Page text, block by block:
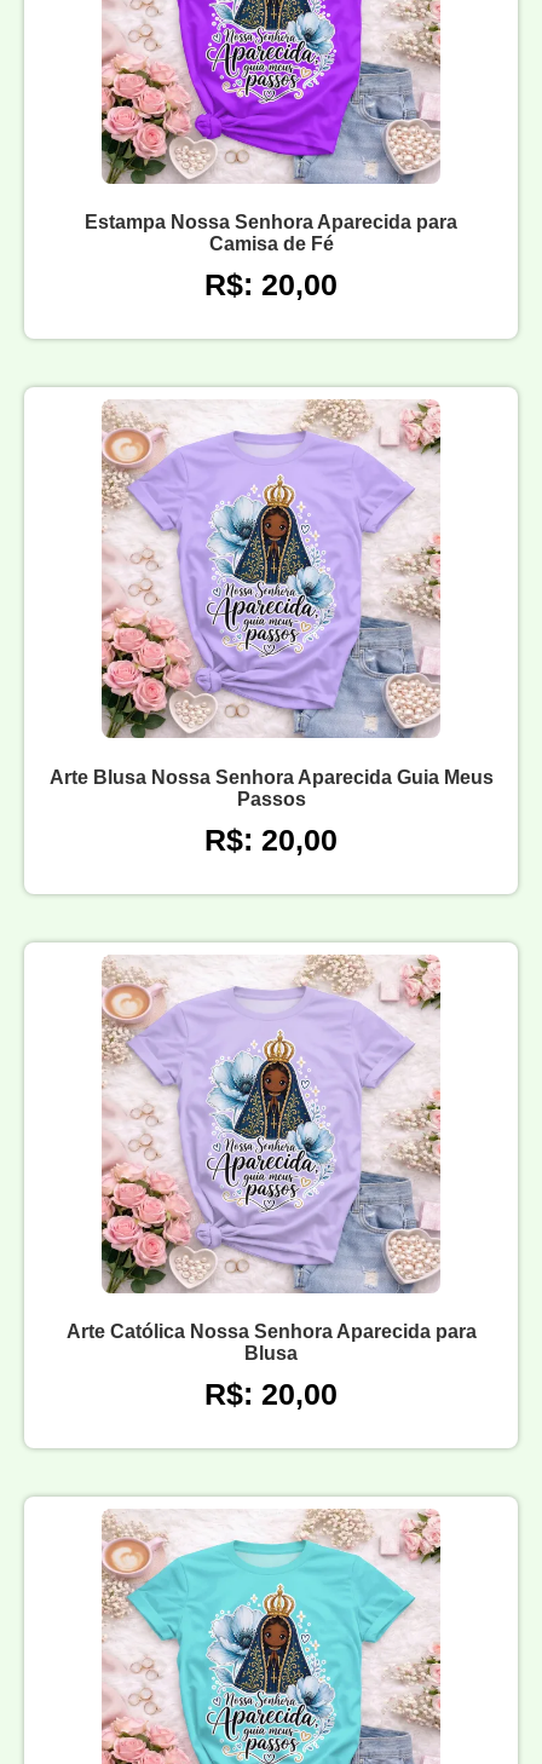
Estampa Nossa Senhora Aparecida para
Camisa de Fé
R$: 20,00
Arte Blusa Nossa Senhora Aparecida Guia Meus
Passos
R$: 20,00
Arte Católica Nossa Senhora Aparecida para
Blusa
R$: 20,00